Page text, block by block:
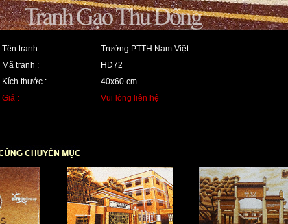
Tên tranh :
Trường PTTH Nam Việt
Mã tranh :
HD72
Kích thước :
40x60 cm
Giá :
Vui lòng liên hệ